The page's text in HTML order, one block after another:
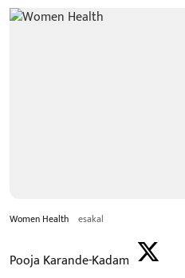
Women Health esakal
Pooja Karande-Kadam